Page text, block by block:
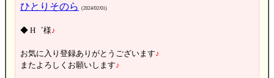
ひとりそのら (2024/02/01)
◆ H゛様♪
お気に入り登録ありがとうございます♪
またよろしくお願いします♪